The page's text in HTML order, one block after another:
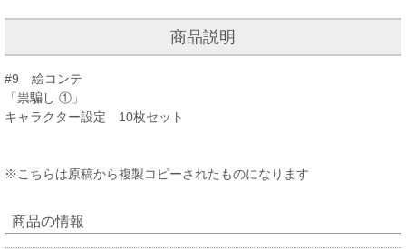
商品説明
#9 絵コンテ
「祟騙し ①」
キャラクター設定 10枚セット
※こちらは原稿から複製コピーされたものになります
商品の情報